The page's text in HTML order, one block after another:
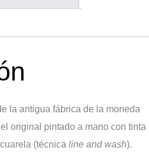
la antigua fábrica de la moneda
original pintado a mano con tinta
(técnica line and wash).